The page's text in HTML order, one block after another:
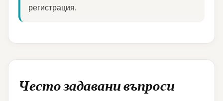
регистрация.
Често задавани въпроси